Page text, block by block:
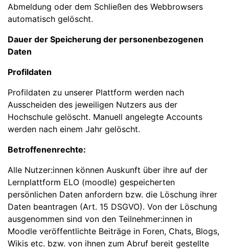
Abmeldung oder dem Schließen des Webbrowsers
automatisch gelöscht.
Dauer der Speicherung der personenbezogenen
Daten
Profildaten
Profildaten zu unserer Plattform werden nach
Ausscheiden des jeweiligen Nutzers aus der
Hochschule gelöscht. Manuell angelegte Accounts
werden nach einem Jahr gelöscht.
Betroffenenrechte:
Alle Nutzer:innen können Auskunft über ihre auf der
Lernplattform ELO (moodle) gespeicherten
persönlichen Daten anfordern bzw. die Löschung ihrer
Daten beantragen (Art. 15 DSGVO). Von der Löschung
ausgenommen sind von den Teilnehmer:innen in
Moodle veröffentlichte Beiträge in Foren, Chats, Blogs,
Wikis etc. bzw. von ihnen zum Abruf bereit gestellte